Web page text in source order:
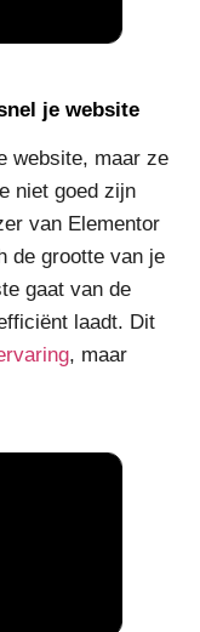
je website
website, maar ze
niet goed zijn
van Elementor
de grootte van je
gaat van de
laadt. Dit
, maar